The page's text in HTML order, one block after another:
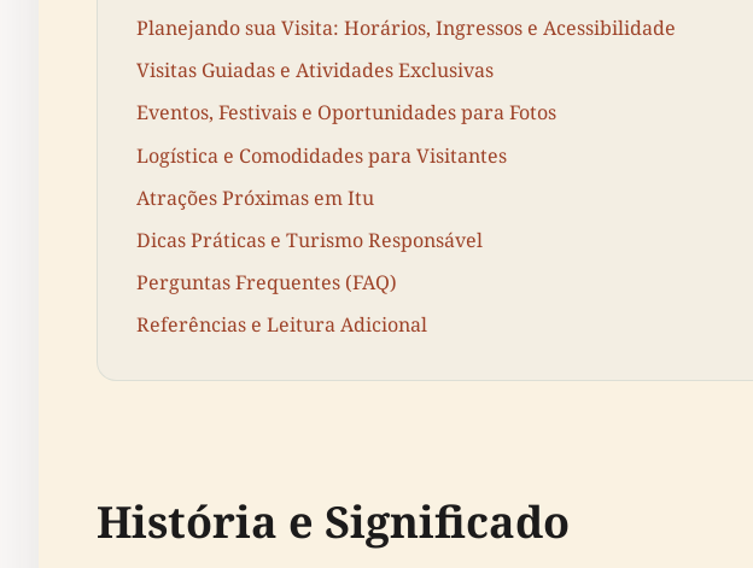
Planejando sua Visita: Horários, Ingressos e Acessibilidade
Visitas Guiadas e Atividades Exclusivas
Eventos, Festivais e Oportunidades para Fotos
Logística e Comodidades para Visitantes
Atrações Próximas em Itu
Dicas Práticas e Turismo Responsável
Perguntas Frequentes (FAQ)
Referências e Leitura Adicional
História e Significado